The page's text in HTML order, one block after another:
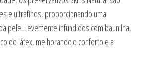
e ultrafinos, proporcionando uma
pele. Levemente infundidos com baunilha,
do látex, melhorando o conforto e a